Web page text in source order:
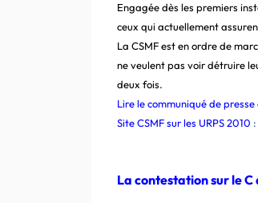
Engagée dès les premiers
ceux qui actuellement
La CSMF est en ordre de
ne veulent pas voir détruire
deux fois.
Lire le communiqué de presse
Site CSMF sur les URPS 2010 :
La contestation sur le